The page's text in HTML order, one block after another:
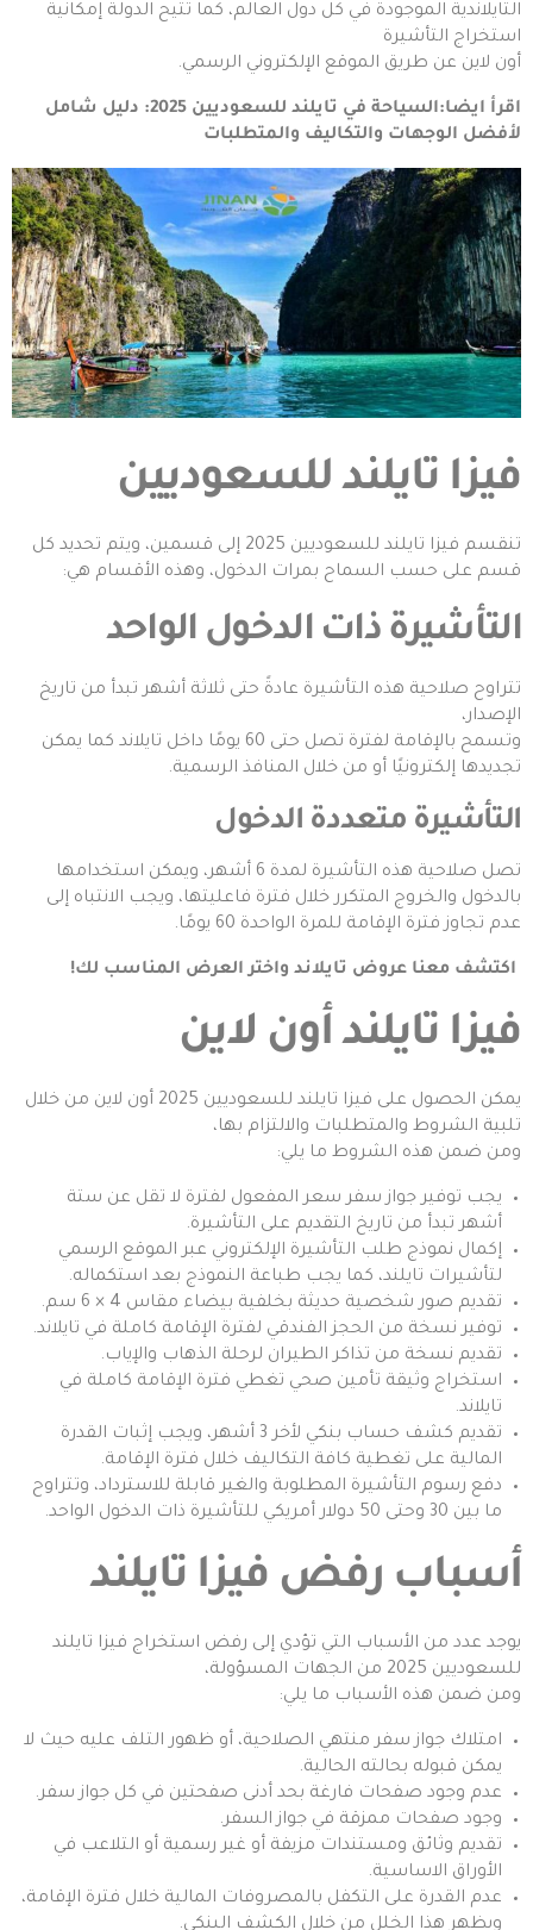
التايلاندية الموجودة في كل دول العالم، كما تتيح الدولة إمكانية
استخراج التأشيرة
أون لاين عن طريق الموقع الإلكتروني الرسمي.
اقرأ ايضا:
السياحة في تايلند للسعوديين 2025: دليل شامل
لأفضل الوجهات والتكاليف والمتطلبات
فيزا تايلند للسعوديين
تنقسم فيزا تايلند للسعوديين 2025 إلى قسمين، ويتم تحديد كل
قسم على حسب السماح بمرات الدخول، وهذه الأقسام هي:
التأشيرة ذات الدخول الواحد
تتراوح صلاحية هذه التأشيرة عادةً حتى ثلاثة أشهر تبدأ من تاريخ
الإصدار،
وتسمح بالإقامة لفترة تصل حتى 60 يومًا داخل تايلاند كما يمكن
تجديدها إلكترونيًا أو من خلال المنافذ الرسمية.
التأشيرة متعددة الدخول
تصل صلاحية هذه التأشيرة لمدة 6 أشهر، ويمكن استخدامها
بالدخول والخروج المتكرر خلال فترة فاعليتها، ويجب الانتباه إلى
عدم تجاوز فترة الإقامة للمرة الواحدة 60 يومًا.
اكتشف معنا عروض تايلاند واختر العرض المناسب لك!
فيزا تايلند أون لاين
يمكن الحصول على فيزا تايلند للسعوديين 2025 أون لاين من خلال
تلبية الشروط والمتطلبات والالتزام بها،
ومن ضمن هذه الشروط ما يلي:
يجب توفير جواز سفر سعر المفعول لفترة لا تقل عن ستة
أشهر تبدأ من تاريخ التقديم على التأشيرة.
إكمال نموذج طلب التأشيرة الإلكتروني عبر الموقع الرسمي
لتأشيرات تايلند، كما يجب طباعة النموذج بعد استكماله.
تقديم صور شخصية حديثة بخلفية بيضاء مقاس 4 × 6 سم.
توفير نسخة من الحجز الفندقي لفترة الإقامة كاملة في تايلاند.
تقديم نسخة من تذاكر الطيران لرحلة الذهاب والإياب.
استخراج وثيقة تأمين صحي تغطي فترة الإقامة كاملة في
تايلاند.
تقديم كشف حساب بنكي لأخر 3 أشهر، ويجب إثبات القدرة
المالية على تغطية كافة التكاليف خلال فترة الإقامة.
دفع رسوم التأشيرة المطلوبة والغير قابلة للاسترداد، وتتراوح
ما بين 30 وحتى 50 دولار أمريكي للتأشيرة ذات الدخول الواحد.
أسباب رفض فيزا تايلند
يوجد عدد من الأسباب التي تؤدي إلى رفض استخراج فيزا تايلند
للسعوديين 2025 من الجهات المسؤولة،
ومن ضمن هذه الأسباب ما يلي:
امتلاك جواز سفر منتهي الصلاحية، أو ظهور التلف عليه حيث لا
يمكن قبوله بحالته الحالية.
عدم وجود صفحات فارغة بحد أدنى صفحتين في كل جواز سفر.
وجود صفحات ممزقة في جواز السفر.
تقديم وثائق ومستندات مزيفة أو غير رسمية أو التلاعب في
الأوراق الاساسية.
عدم القدرة على التكفل بالمصروفات المالية خلال فترة الإقامة،
ويظهر هذا الخلل من خلال الكشف البنكي.